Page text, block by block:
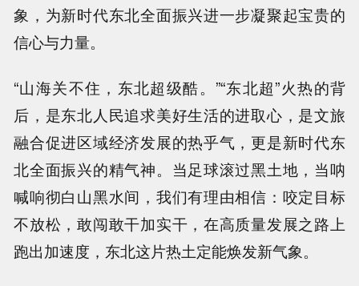
象，为新时代东北全面振兴进一步凝聚起宝贵的
信心与力量。
“山海关不住，东北超级酷。”“东北超”火热的背
后，是东北人民追求美好生活的进取心，是文旅
融合促进区域经济发展的热乎气，更是新时代东
北全面振兴的精气神。当足球滚过黑土地，当呐
喊响彻白山黑水间，我们有理由相信：咬定目标
不放松，敢闯敢干加实干，在高质量发展之路上
跑出加速度，东北这片热土定能焕发新气象。